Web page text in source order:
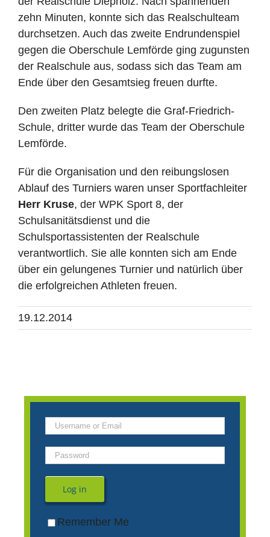
zehn Minuten, konnte sich das Realschulteam
durchsetzen. Auch das zweite Endrundenspiel
gegen die Oberschule Lemförde ging zugunsten
der Realschule aus, sodass sich das Team am
Ende über den Gesamtsieg freuen durfte.
Den zweiten Platz belegte die Graf-Friedrich-
Schule, dritter wurde das Team der Oberschule
Lemförde.
Für die Organisation und den reibungslosen
Ablauf des Turniers waren unser Sportfachleiter
Herr Kruse, der WPK Sport 8, der
Schulsanitätsdienst und die
Schulsportassistenten der Realschule
verantwortlich. Sie alle konnten sich am Ende
über ein gelungenes Turnier und natürlich über
die erfolgreichen Athleten freuen.
19.12.2014
Log in
Remember Me